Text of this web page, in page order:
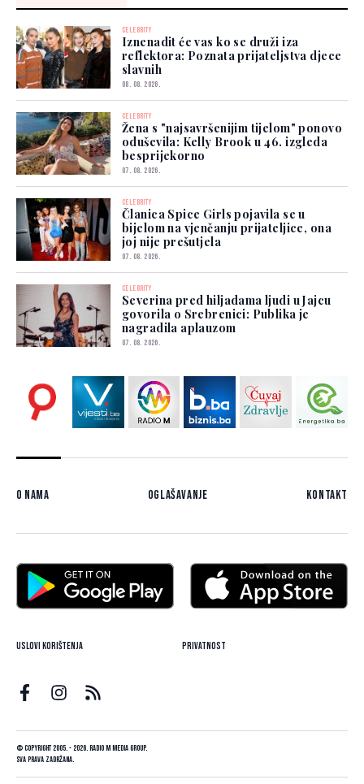
CELEBRITY
Iznenadit će vas ko se druži iza
reflektora: Poznata prijateljstva djece
slavnih
08. 08. 2026.
CELEBRITY
Žena s "najsavršenijim tijelom" ponovo
oduševila: Kelly Brook u 46. izgleda
besprijekorno
07. 08. 2026.
CELEBRITY
Članica Spice Girls pojavila se u
bijelom na vjenčanju prijateljice, ona
joj nije prešutjela
07. 08. 2026.
CELEBRITY
Severina pred hiljadama ljudi u Jajcu
govorila o Srebrenici: Publika je
nagradila aplauzom
07. 08. 2026.
O nama Oglašavanje Kontakt
Uslovi korištenja Privatnost
© Copyright 2005. - 2026. Radio M Media Group.
Sva prava zadržana.